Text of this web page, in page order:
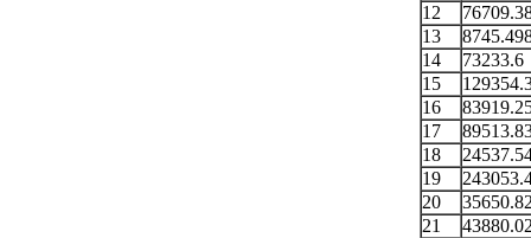
12
13
14
73233.6
15
16
17
18
19
20
21